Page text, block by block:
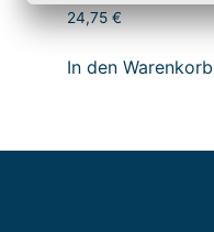
24,75€
In den Warenkorb